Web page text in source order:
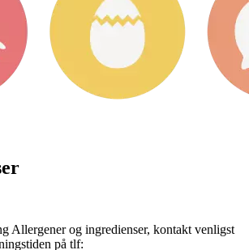
Allergener og ingredienser, kontakt venligst
på tlf: